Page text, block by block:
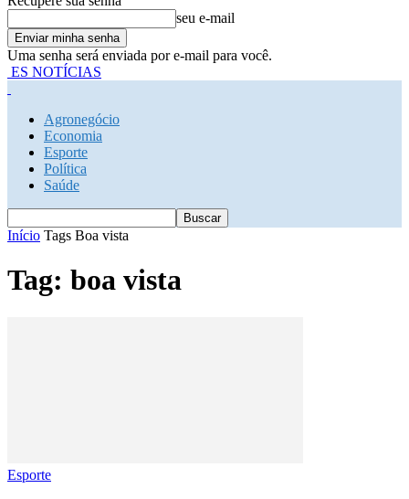
seu e-mail
Uma senha será enviada por e-mail para você.
ES NOTÍCIAS
Agronegócio
Economia
Esporte
Política
Saúde
Início Tags Boa vista
Tag: boa vista
Esporte